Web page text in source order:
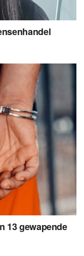
13 gewapende